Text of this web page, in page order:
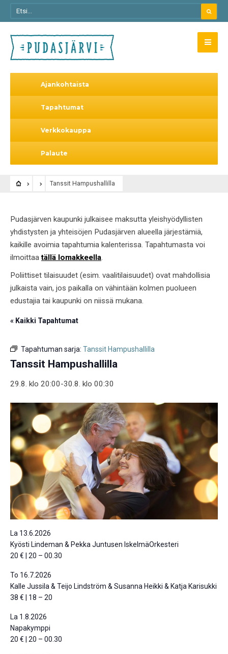
Ajankohtaista
Tapahtumat
Verkkokauppa
Palaute
Tanssit Hampushallilla
Pudasjärven kaupunki julkaisee maksutta yleishyödyllisten
yhdistysten ja yhteisöjen Pudasjärven alueella järjestämiä,
kaikille avoimia tapahtumia kalenterissa. Tapahtumasta voi
ilmoittaatällä lomakkeella.
Poliittiset tilaisuudet (esim. vaalitilaisuudet) ovat mahdollisia
julkaista vain, jos paikalla on vähintään kolmen puolueen
edustajia tai kaupunki on niissä mukana.
« Kaikki Tapahtumat
Tapahtuman sarja: Tanssit Hampushallilla
Tanssit Hampushallilla
29.8. klo 20:00-30.8. klo 00:30
La 13.6.2026
Kyösti Lindeman & Pekka Juntusen IskelmäOrkesteri
20 € | 20 – 00.30
To 16.7.2026
Kalle Jussila & Teijo Lindström & Susanna Heikki & Katja Karisukki
38 € | 18 – 20
La 1.8.2026
Napakymppi
20 € | 20 – 00.30